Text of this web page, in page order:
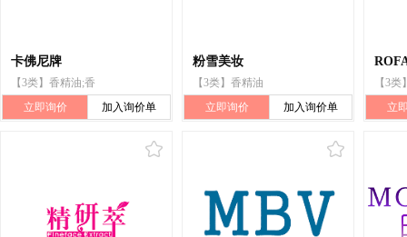
卡佛尼牌
【3类】香精油;香
立即询价
加入询价单
粉雪美妆
【3类】香精油
立即询价
加入询价单
【3
立